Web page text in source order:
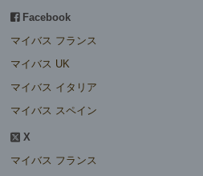
Facebook
マイバス フランス
マイバス UK
マイバス イタリア
マイバス スペイン
X
マイバス フランス